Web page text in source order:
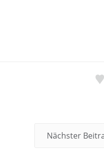
Nächster